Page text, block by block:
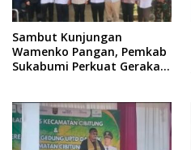
Sambut Kunjungan
Wamenko Pangan, Pemkab
Sukabumi Perkuat Gerakan